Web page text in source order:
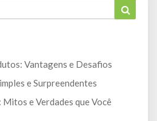
Vantagens e Desafios
e Surpreendentes
e Verdades que Você